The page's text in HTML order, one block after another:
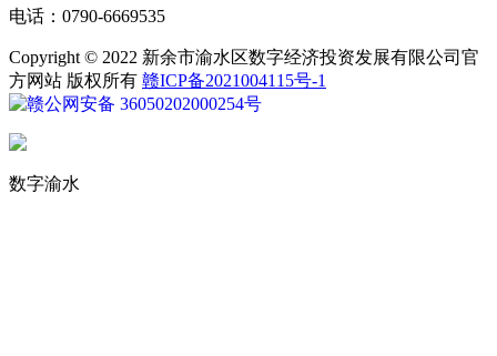
电话：0790-6669535
Copyright © 2022 新余市渝水区数字经济投资发展有限公司官
方网站 版权所有 赣ICP备2021004115号-1
赣公网安备 36050202000254号
数字渝水